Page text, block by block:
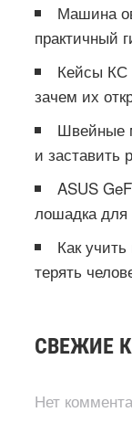
Машина
практичный
Кейсы КС
зачем их
Швейные
и заставить
ASUS
лошадка для
Как
терять
СВЕЖИЕ
Нет